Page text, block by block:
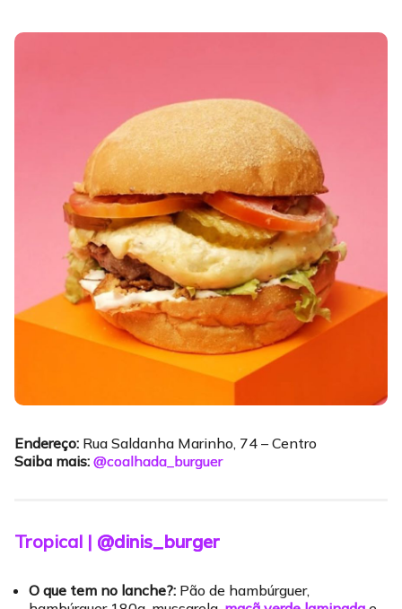
Endereço: Rua Saldanha Marinho, 74 – Centro
Saiba mais: @coalhada_burguer
Tropical | @dinis_burger
O que tem no lanche?: Pão de hambúrguer,